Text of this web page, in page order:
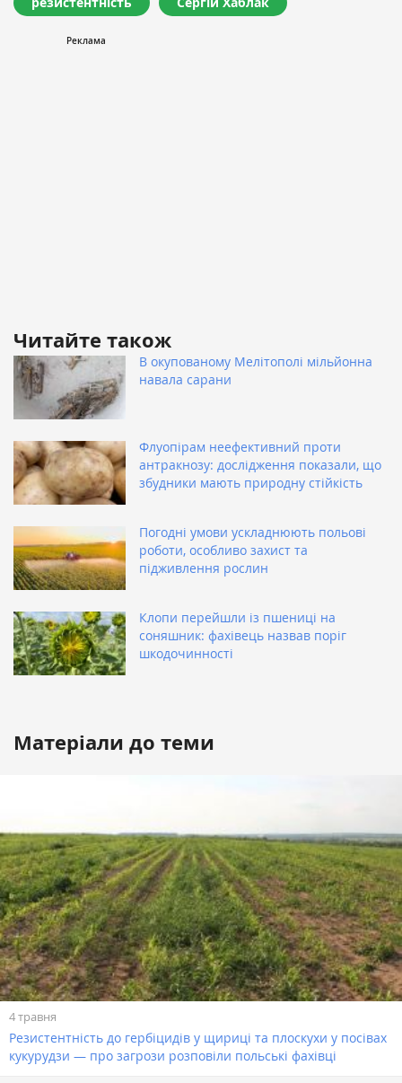
Читайте також
В окупованому Мелітополі мільйонна
навала сарани
Флуопірам неефективний проти
антракнозу: дослідження показали, що
збудники мають природну стійкість
Погодні умови ускладнюють польові
роботи, особливо захист та
підживлення рослин
Клопи перейшли із пшениці на
соняшник: фахівець назвав поріг
шкодочинності
Матеріали до теми
4 травня
Резистентність до гербіцидів у щириці та плоскухи у посівах
кукурудзи — про загрози розповіли польські фахівці